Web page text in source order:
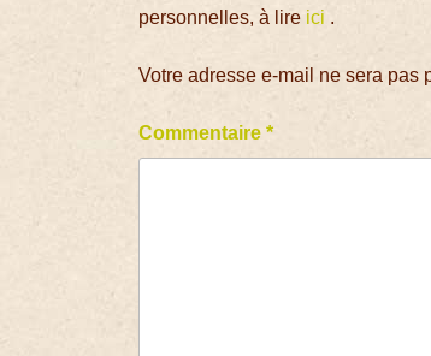
personnelles, à lire ici .
Votre adresse e-mail ne sera pas
Commentaire*